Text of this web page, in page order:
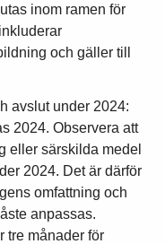
inom ramen för
och gäller till
avslut under 2024:
2024. Observera att
eller särskilda medel
2024. Det är därför
omfattning och
anpassas.
tre månader för